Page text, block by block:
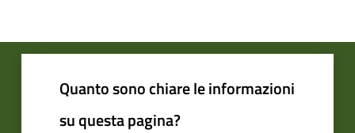
Quanto sono chiare le informazioni
su questa pagina?